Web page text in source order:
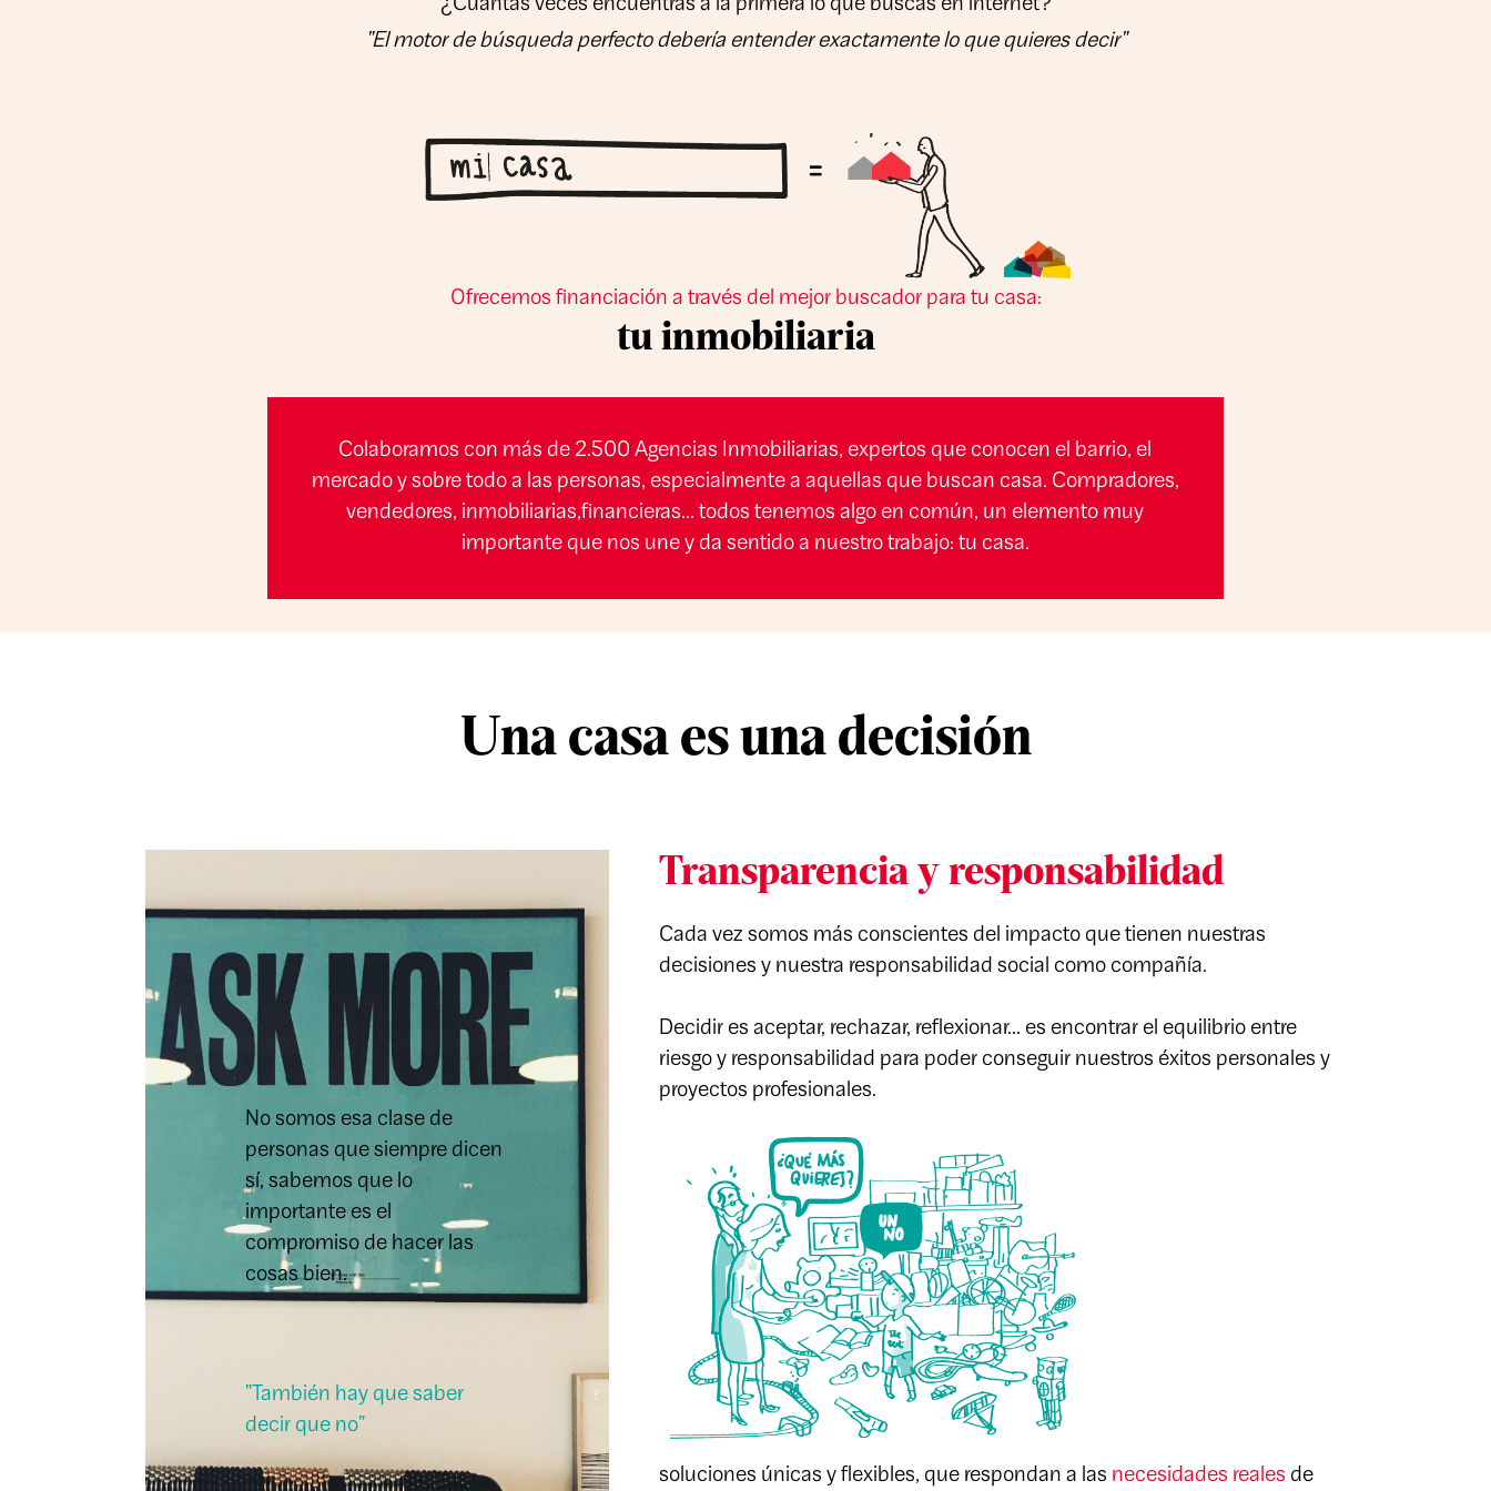
¿Cuántas veces encuentras a la primera lo que buscas en internet?
"El motor de búsqueda perfecto debería entender exactamente lo que quieres decir"
Ofrecemos financiación a través del mejor buscador para tu casa:
tu inmobiliaria
Colaboramos con más de 2.500 Agencias Inmobiliarias, expertos que conocen el barrio, el
mercado y sobre todo a las personas, especialmente a aquellas que buscan casa. Compradores,
vendedores, inmobiliarias,financieras... todos tenemos algo en común, un elemento muy
importante que nos une y da sentido a nuestro trabajo: tu casa.
Una casa es una decisión
No somos esa clase de
personas que siempre dicen
sí, sabemos que lo
importante es el
compromiso de hacer las
cosas bien.
"También hay que saber
decir que no"
Transparencia y responsabilidad
Cada vez somos más conscientes del impacto que tienen nuestras
decisiones y nuestra responsabilidad social como compañía.
Decidir es aceptar, rechazar, reflexionar... es encontrar el equilibrio entre
riesgo y responsabilidad para poder conseguir nuestros éxitos personales y
proyectos profesionales.
soluciones únicas y flexibles, que respondan a las necesidades reales de